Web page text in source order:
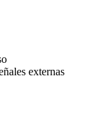
externas